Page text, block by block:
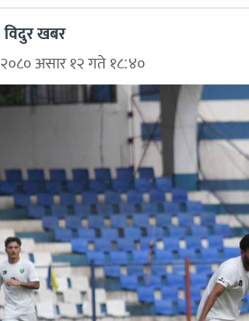
विदुर खबर
२०८० असार १२ गते १८:४०